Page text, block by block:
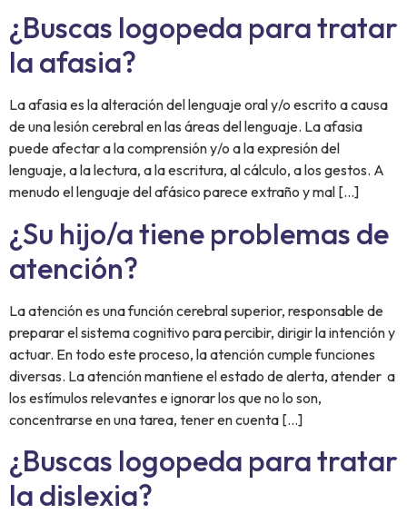
¿Buscas logopeda para tratar
la afasia?
La afasia es la alteración del lenguaje oral y/o escrito a causa
de una lesión cerebral en las áreas del lenguaje. La afasia
puede afectar a la comprensión y/o a la expresión del
lenguaje, a la lectura, a la escritura, al cálculo, a los gestos. A
menudo el lenguaje del afásico parece extraño y mal […]
¿Su hijo/a tiene problemas de
atención?
La atención es una función cerebral superior, responsable de
preparar el sistema cognitivo para percibir, dirigir la intención y
actuar. En todo este proceso, la atención cumple funciones
diversas. La atención mantiene el estado de alerta, atender a
los estímulos relevantes e ignorar los que no lo son,
concentrarse en una tarea, tener en cuenta […]
¿Buscas logopeda para tratar
la dislexia?